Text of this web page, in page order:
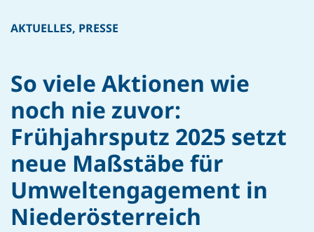
AKTUELLES, PRESSE
So viele Aktionen wie
noch nie zuvor:
Frühjahrsputz 2025 setzt
neue Maßstäbe für
Umweltengagement in
Niederösterreich